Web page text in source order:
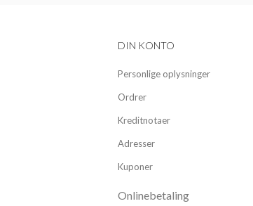
DIN KONTO
Personlige oplysninger
Ordrer
Kreditnotaer
Adresser
Kuponer
Onlinebetaling